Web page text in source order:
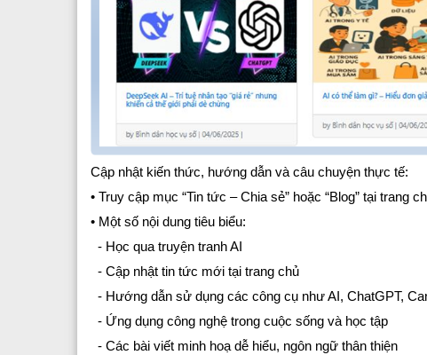
Cập nhật kiến thức, hướng dẫn và câu chuyện thực tế:
• Truy cập mục “Tin tức – Chia sẻ” hoặc “Blog” tại trang
• Một số nội dung tiêu biểu:
- Học qua truyện tranh AI
- Cập nhật tin tức mới tại trang chủ
- Hướng dẫn sử dụng các công cụ như AI, ChatGPT,
- Ứng dụng công nghệ trong cuộc sống và học tập
- Các bài viết minh hoạ dễ hiểu, ngôn ngữ thân thiện